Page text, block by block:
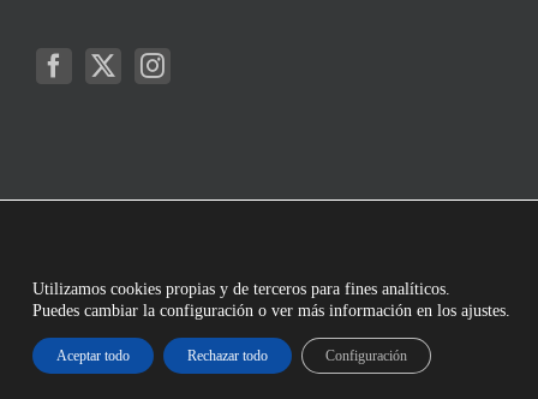
Utilizamos cookies propias y de terceros para fines analíticos.
Puedes cambiar la configuración o ver más información en los ajustes.
Aceptar todo Rechazar todo Configuración